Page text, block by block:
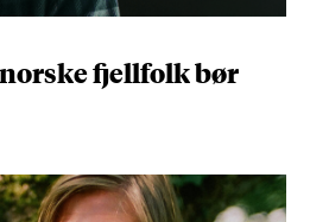
fjellfolk bør